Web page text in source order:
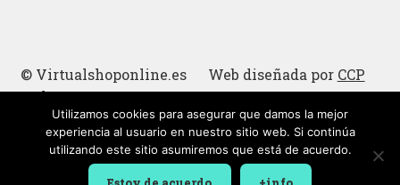
© Virtualshoponline.es Web diseñada por CCP
Cadena
Cucharas de madera
Utilizamos cookies para asegurar que damos la mejor
experiencia al usuario en nuestro sitio web. Si continúa
utilizando este sitio asumiremos que está de acuerdo.